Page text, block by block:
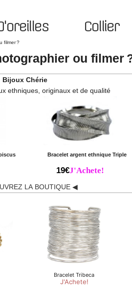
Collier
filmer ?
ou filmer
Bijoux Chérie
ethniques, originaux et de qualité
Bracelet argent ethnique Triple
19€J'Achete!
LA BOUTIQUE ◀